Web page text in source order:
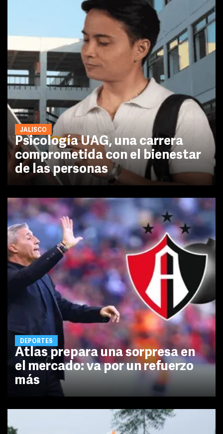
JALISCO
Psicología UAG, una carrera
comprometida con el bienestar
de las personas
DEPORTES
Atlas prepara una sorpresa en
el mercado: va por un refuerzo
más